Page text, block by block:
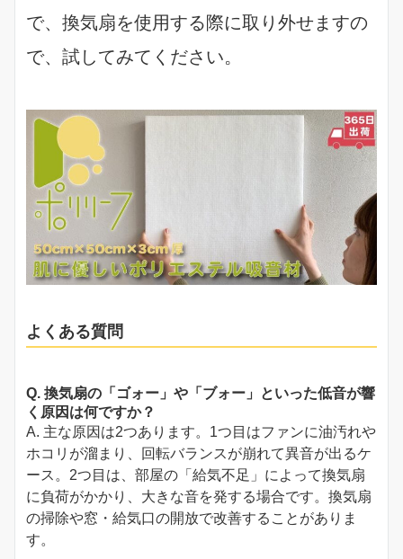
で、換気扇を使用する際に取り外せますの
で、試してみてください。
よくある質問
Q. 換気扇の「ゴォー」や「ブォー」といった低音が響
く原因は何ですか？
A. 主な原因は2つあります。1つ目はファンに油汚れや
ホコリが溜まり、回転バランスが崩れて異音が出るケ
ース。2つ目は、部屋の「給気不足」によって換気扇
に負荷がかかり、大きな音を発する場合です。換気扇
の掃除や窓・給気口の開放で改善することがありま
す。